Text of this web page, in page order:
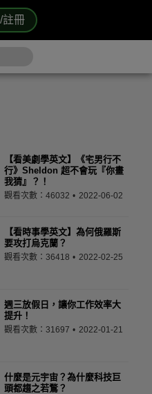
註冊
【看美劇學英文】《宅男行不
行》Sheldon 超不會玩『你畫
我猜』？！
觀看次數：46032 2022-06-02
【看時事學英文】為何俄羅斯
要攻打烏克蘭？
觀看次數：36418 2022-02-25
週三放假日，讓你工作效率大
提升！
觀看次數：31697 2022-01-21
什麼是元宇宙？為什麼科技巨
頭都趨之若鶩？